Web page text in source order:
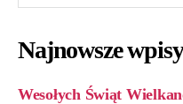
Najnowsze wpisy
Wesołych Świąt